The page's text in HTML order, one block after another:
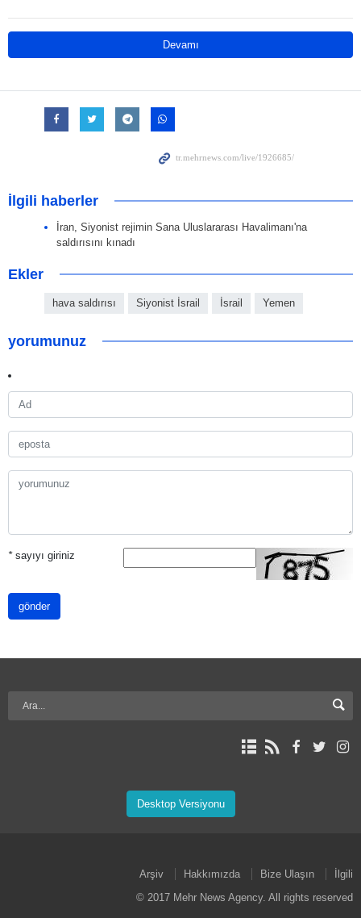
Devamı
İlgili haberler
İran, Siyonist rejimin Sana Uluslararası Havalimanı'na
saldırısını kınadı
Ekler
hava saldırısı Siyonist İsrail İsrail Yemen
yorumunuz
*sayıyı giriniz
gönder
Desktop Versiyonu
Arşiv Hakkımızda Bize Ulaşın
İlgili
© 2017 Mehr News Agency. All rights reserved